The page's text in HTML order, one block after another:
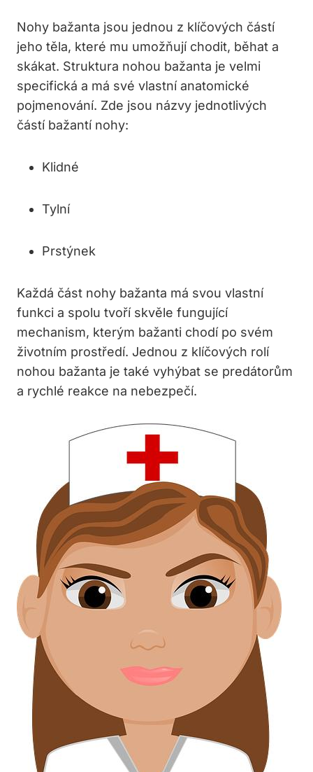
Nohy bažanta jsou jednou z klíčových částí
jeho těla, které mu umožňují chodit, běhat a
skákat. Struktura nohou bažanta je velmi
specifická a má své vlastní anatomické
pojmenování. Zde jsou názvy jednotlivých
částí bažantí nohy:
Klidné
Tylní
Prstýnek
Každá část nohy bažanta má svou vlastní
funkci a spolu tvoří skvěle fungující
mechanism, kterým bažanti chodí po svém
životním prostředí. Jednou z klíčových rolí
nohou bažanta je také vyhýbat se predátorům
a rychlé reakce na nebezpečí.